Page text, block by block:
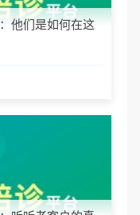
他们是如何在这